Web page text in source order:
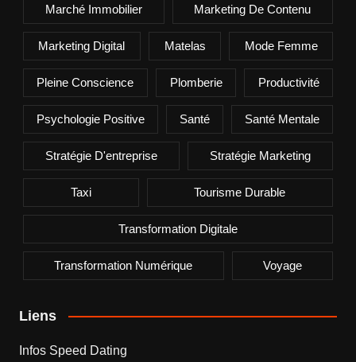
Marché Immobilier Marketing De Contenu
Marketing Digital Matelas Mode Femme
Pleine Conscience Plomberie Productivité
Psychologie Positive Santé Santé Mentale
Stratégie D'entreprise Stratégie Marketing
Taxi Tourisme Durable
Transformation Digitale
Transformation Numérique Voyage
Liens
Infos Speed Dating